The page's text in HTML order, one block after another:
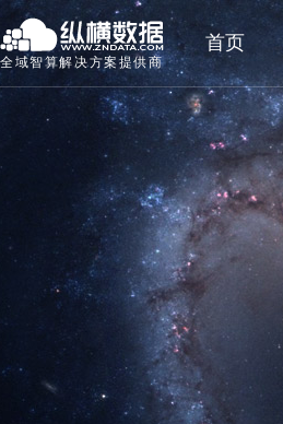
全域智算解决方案提供商
首页